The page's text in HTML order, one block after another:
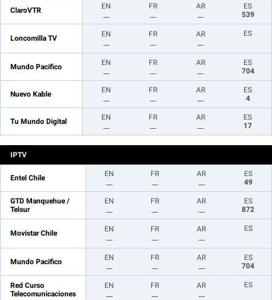
ClaroVTR
EN
FR
AR
ES
539
Loncomilla TV
EN
FR
AR
ES
Mundo Pacifico
EN
FR
AR
ES
704
Nuevo Kable
EN
FR
AR
ES
4
Tu Mundo Digital
EN
FR
AR
ES
17
IPTV
Entel Chile
EN
FR
AR
ES
49
GTD Manquehue /
Telsur
EN
FR
AR
ES
872
Movistar Chile
EN
FR
AR
ES
Mundo Pacifico
EN
FR
AR
ES
704
Red Curso
Telecomunicaciones
EN
FR
AR
ES